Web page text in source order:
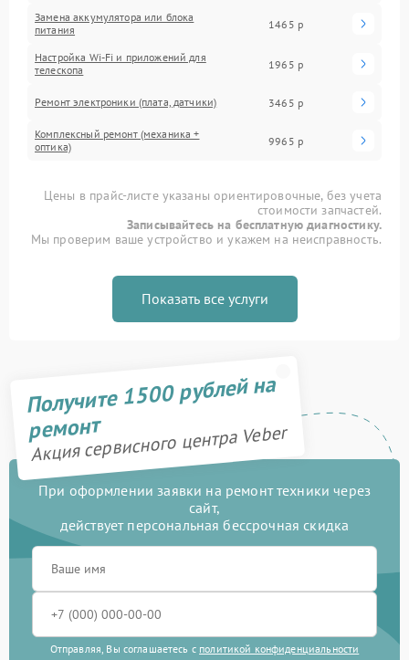
Замена аккумулятора или блока
питания
1465 р
Настройка Wi-Fi и приложений для
телескопа
1965 р
Ремонт электроники (плата, датчики) 3465 р
Комплексный ремонт (механика +
оптика)
9965 р
Цены в прайс-листе указаны ориентировочные, без учета
стоимости запчастей.
Записывайтесь на бесплатную диагностику.
Мы проверим ваше устройство и укажем на неисправность.
Показать все услуги
Получите 1500 рублей на
ремонт
Акция сервисного центра Veber
При оформлении заявки на ремонт техники через
сайт,
действует персональная бессрочная скидка
Отправляя, Вы соглашаетесь с политикой конфиденциальности